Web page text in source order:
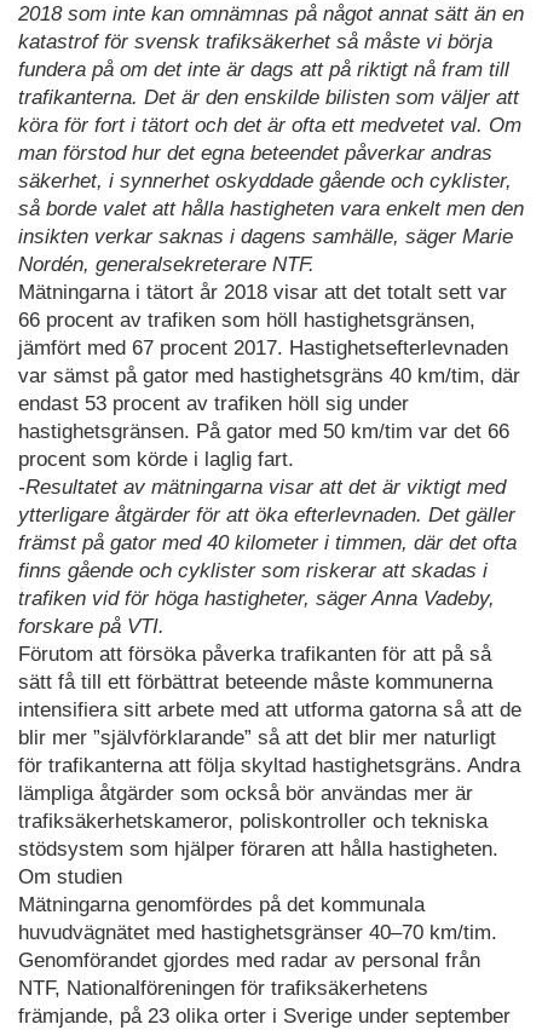
2018 som inte kan omnämnas på något annat sätt än en
katastrof för svensk trafiksäkerhet så måste vi börja
fundera på om det inte är dags att på riktigt nå fram till
trafikanterna. Det är den enskilde bilisten som väljer att
köra för fort i tätort och det är ofta ett medvetet val. Om
man förstod hur det egna beteendet påverkar andras
säkerhet, i synnerhet oskyddade gående och cyklister,
så borde valet att hålla hastigheten vara enkelt men den
insikten verkar saknas i dagens samhälle, säger Marie
Nordén, generalsekreterare NTF.
Mätningarna i tätort år 2018 visar att det totalt sett var
66 procent av trafiken som höll hastighetsgränsen,
jämfört med 67 procent 2017. Hastighetsefterlevnaden
var sämst på gator med hastighetsgräns 40 km/tim, där
endast 53 procent av trafiken höll sig under
hastighetsgränsen. På gator med 50 km/tim var det 66
procent som körde i laglig fart.
-Resultatet av mätningarna visar att det är viktigt med
ytterligare åtgärder för att öka efterlevnaden. Det gäller
främst på gator med 40 kilometer i timmen, där det ofta
finns gående och cyklister som riskerar att skadas i
trafiken vid för höga hastigheter, säger Anna Vadeby,
forskare på VTI.
Förutom att försöka påverka trafikanten för att på så
sätt få till ett förbättrat beteende måste kommunerna
intensifiera sitt arbete med att utforma gatorna så att de
blir mer ”självförklarande” så att det blir mer naturligt
för trafikanterna att följa skyltad hastighetsgräns. Andra
lämpliga åtgärder som också bör användas mer är
trafiksäkerhetskameror, poliskontroller och tekniska
stödsystem som hjälper föraren att hålla hastigheten.
Om studien
Mätningarna genomfördes på det kommunala
huvudvägnätet med hastighetsgränser 40–70 km/tim.
Genomförandet gjordes med radar av personal från
NTF, Nationalföreningen för trafiksäkerhetens
främjande, på 23 olika orter i Sverige under september